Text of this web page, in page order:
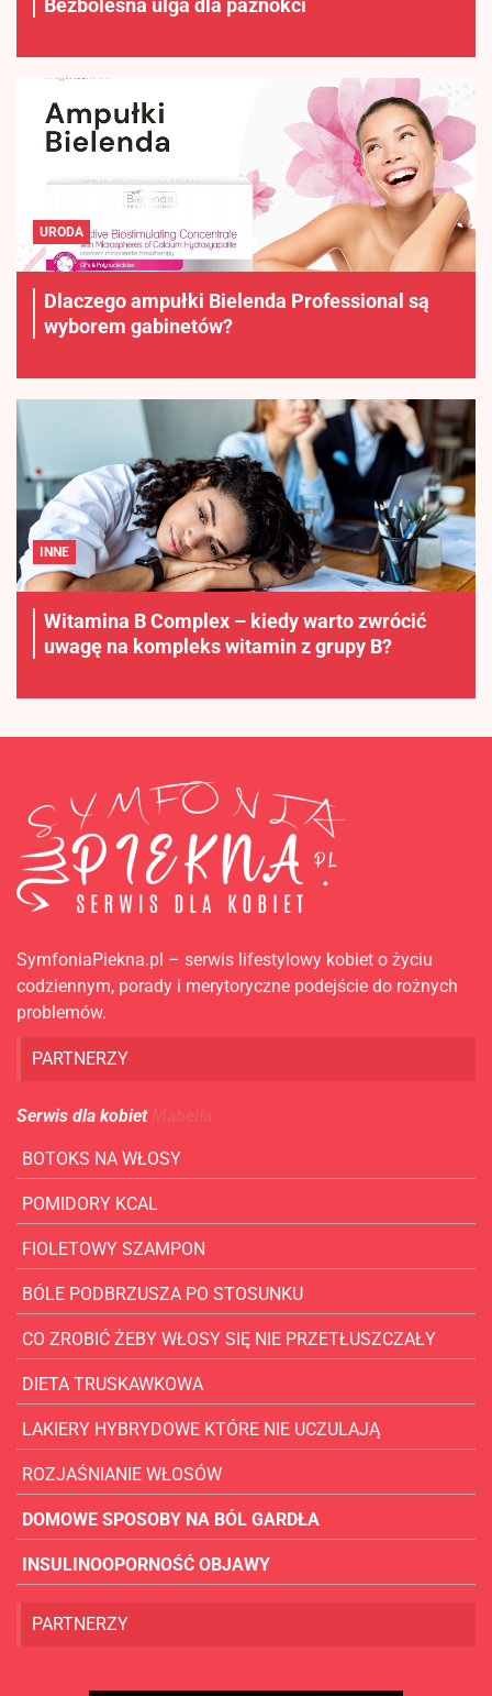
Bezbolesna ulga dla paznokci
URODA
Dlaczego ampułki Bielenda Professional są
wyborem gabinetów?
INNE
Witamina B Complex – kiedy warto zwrócić
uwagę na kompleks witamin z grupy B?
SymfoniaPiekna.pl – serwis lifestylowy kobiet o życiu
codziennym, porady i merytoryczne podejście do rożnych
problemów.
PARTNERZY
Serwis dla kobiet
BOTOKS NA WŁOSY
POMIDORY KCAL
FIOLETOWY SZAMPON
BÓLE PODBRZUSZA PO STOSUNKU
CO ZROBIĆ ŻEBY WŁOSY SIĘ NIE PRZETŁUSZCZAŁY
DIETA TRUSKAWKOWA
LAKIERY HYBRYDOWE KTÓRE NIE UCZULAJĄ
ROZJAŚNIANIE WŁOSÓW
DOMOWE SPOSOBY NA BÓL GARDŁA
INSULINOOPORNOŚĆ OBJAWY
PARTNERZY